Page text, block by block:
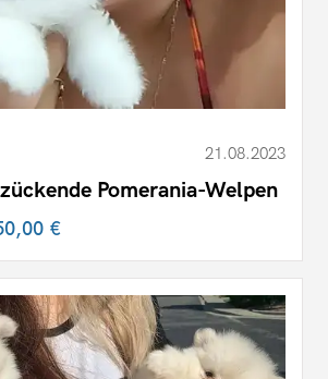
21.08.2023
Pomerania-Welpen
€